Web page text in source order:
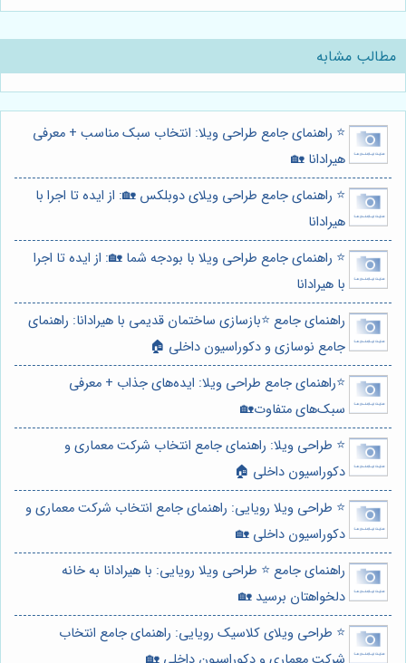
مطالب مشابه
⭐️ راهنمای جامع طراحی ویلا: انتخاب سبک مناسب + معرفی
هیرادانا 🏡
⭐️ راهنمای جامع طراحی ویلای دوبلکس 🏡: از ایده تا اجرا با
هیرادانا
⭐️ راهنمای جامع طراحی ویلا با بودجه شما 🏡: از ایده تا اجرا
با هیرادانا
راهنمای جامع ⭐️بازسازی ساختمان قدیمی با هیرادانا: راهنمای
جامع نوسازی و دکوراسیون داخلی 🏠
⭐️راهنمای جامع طراحی ویلا: ایده‌های جذاب + معرفی
سبک‌های متفاوت🏡
⭐️ طراحی ویلا: راهنمای جامع انتخاب شرکت معماری و
دکوراسیون داخلی 🏠
⭐️ طراحی ویلا رویایی: راهنمای جامع انتخاب شرکت معماری و
دکوراسیون داخلی 🏡
راهنمای جامع ⭐️ طراحی ویلا رویایی: با هیرادانا به خانه
دلخواهتان برسید 🏡
⭐️ طراحی ویلای کلاسیک رویایی: راهنمای جامع انتخاب